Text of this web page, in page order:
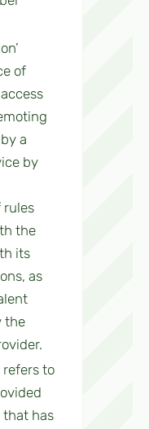
of
a
by
rules
the
its
as
the
refers to
that has